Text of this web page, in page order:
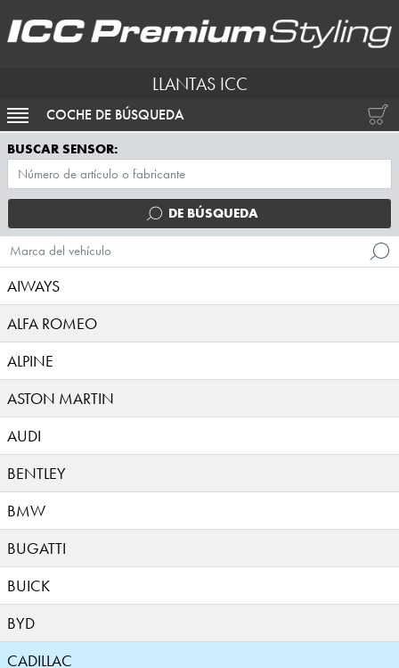
LLANTAS ICC
ACTIVAR NAVEGACIÓN
COCHE DE BÚSQUEDA
BUSCAR SENSOR:
DE BÚSQUEDA
Marca del vehículo
AIWAYS
ALFA ROMEO
ALPINE
ASTON MARTIN
AUDI
BENTLEY
BMW
BUGATTI
BUICK
BYD
CADILLAC